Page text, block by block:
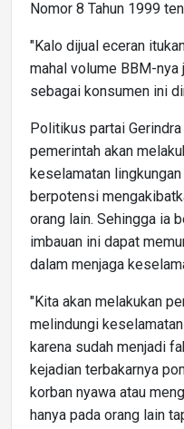
Nomor 8 Tahun 1999
"Kalo dijual eceran
mahal volume BBM-
sebagai konsumen ini
Politikus partai
pemerintah akan
keselamatan
berpotensi
orang lain. Sehingga ia
imbauan ini dapat
dalam menjaga
"Kita akan melakukan
melindungi
karena sudah menjadi
kejadian terbakarnya
korban nyawa atau
hanya pada orang lain